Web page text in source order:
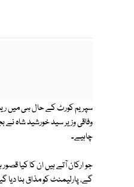
سپریم کورٹ کے حال ہی میں
وفاقی وزیر سید خورشید شاہ نے
چاہیے۔
جو ارکان آتے ہیں ان کا کیا
گے، پارلیمنٹ کو مذاق بنا دیا